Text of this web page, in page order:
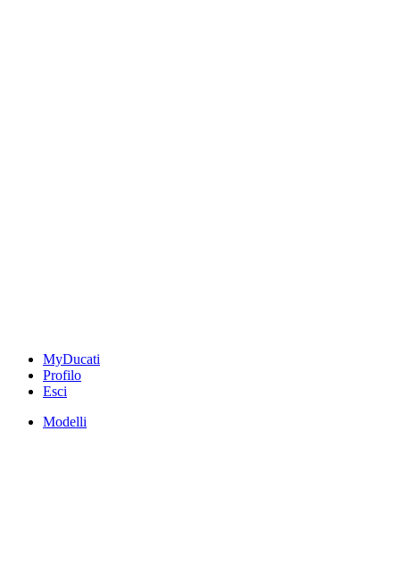
MyDucati
Profilo
Esci
Modelli